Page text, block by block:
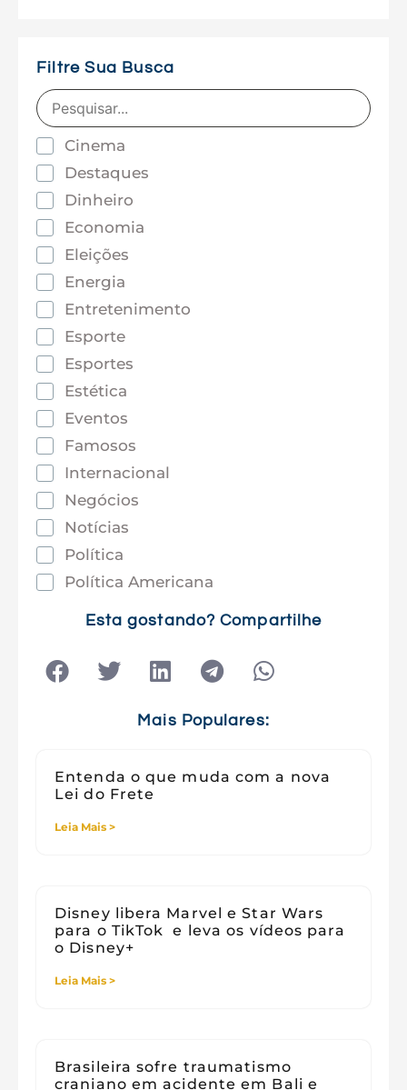
Filtre Sua Busca
Cinema
Destaques
Dinheiro
Economia
Eleições
Energia
Entretenimento
Esporte
Esportes
Estética
Eventos
Famosos
Internacional
Negócios
Notícias
Política
Política Americana
Tecnologia
Esta gostando? Compartilhe
Mais Populares:
Entenda o que muda com a nova
Lei do Frete
Leia Mais >
Disney libera Marvel e Star Wars
para o TikTok e leva os vídeos para
o Disney+
Leia Mais >
Brasileira sofre traumatismo
craniano em acidente em Bali e